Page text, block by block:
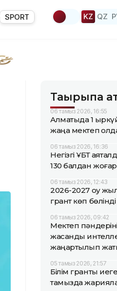
SPORT KZ QZ
Тақырыпқа
06 тамыз 2026, 16:55
Алматыда 1
жаңа мектеп
06 тамыз 2026, 16:36
Негізгі ҰБТ
130 балдан
06 тамыз 2026, 12:43
2026-2027 оқу
грант көп бөлінді
06 тамыз 2026, 09:42
Мектеп
жасанды
жаңартылып
05 тамыз 2026, 21:57
Білім гранты
тамызда